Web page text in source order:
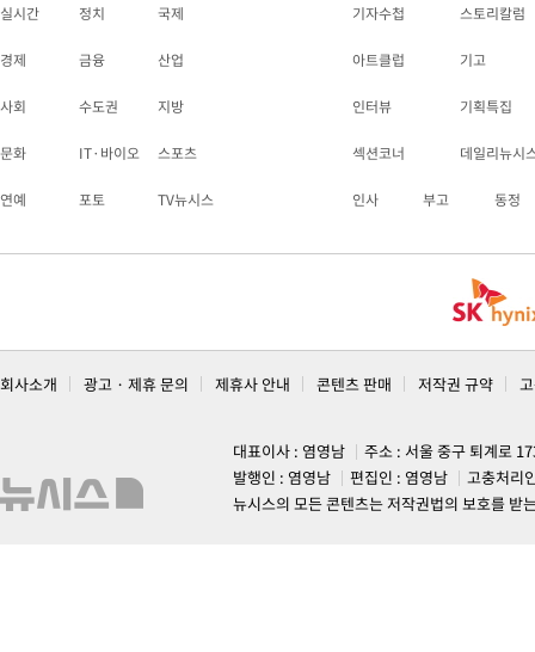
실시간 정치 국제
경제 금융 산업
사회 수도권 지방
문화 IT·바이오 스포츠
연예 포토 TV뉴시스
기자수첩 스토리칼럼
아트클럽 기고
인터뷰 기획특집
섹션코너 데일리뉴시
인사 부고 동정
회사소개 광고 · 제휴 문의 제휴사 안내 콘텐츠 판매 저작권 규약
대표이사 : 염영남
주소 : 서울 중구 퇴계로
발행인 : 염영남
편집인 : 염영남
고충처리
뉴시스의 모든 콘텐츠는 저작권법의 보호를